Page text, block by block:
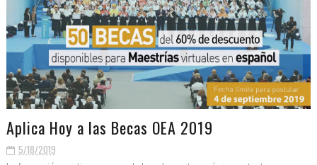
Aplica Hoy a las Becas OEA 2019
5/18/2019